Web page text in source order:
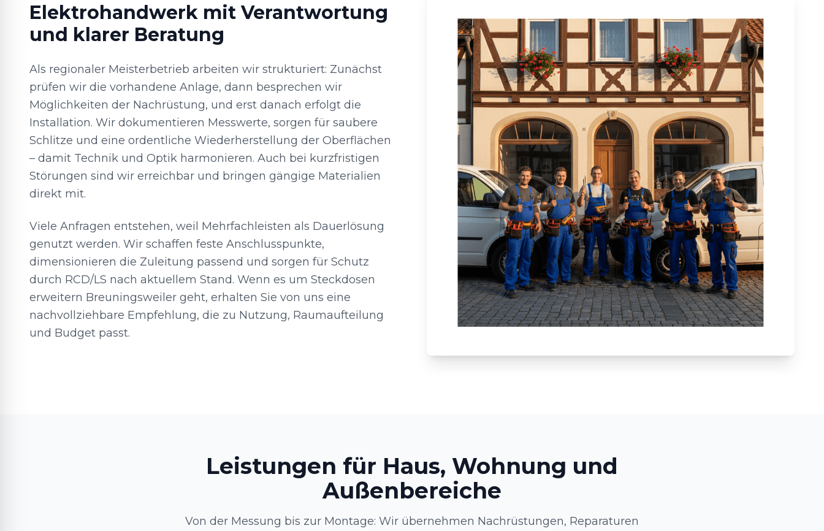
Elektrohandwerk mit Verantwortung
und klarer Beratung
Als regionaler Meisterbetrieb arbeiten wir strukturiert: Zunächst
prüfen wir die vorhandene Anlage, dann besprechen wir
Möglichkeiten der Nachrüstung, und erst danach erfolgt die
Installation. Wir dokumentieren Messwerte, sorgen für saubere
Schlitze und eine ordentliche Wiederherstellung der Oberflächen
– damit Technik und Optik harmonieren. Auch bei kurzfristigen
Störungen sind wir erreichbar und bringen gängige Materialien
direkt mit.
Viele Anfragen entstehen, weil Mehrfachleisten als Dauerlösung
genutzt werden. Wir schaffen feste Anschlusspunkte,
dimensionieren die Zuleitung passend und sorgen für Schutz
durch RCD/LS nach aktuellem Stand. Wenn es um Steckdosen
erweitern Breuningsweiler geht, erhalten Sie von uns eine
nachvollziehbare Empfehlung, die zu Nutzung, Raumaufteilung
und Budget passt.
Leistungen für Haus, Wohnung und
Außenbereiche
Von der Messung bis zur Montage: Wir übernehmen Nachrüstungen, Reparaturen